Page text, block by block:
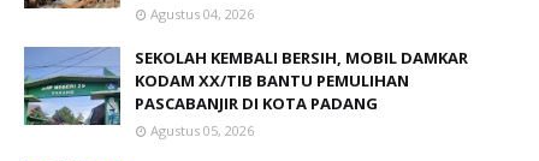
Agustus 04, 2026
SEKOLAH KEMBALI BERSIH, MOBIL DAMKAR
KODAM XX/TIB BANTU PEMULIHAN
PASCABANJIR DI KOTA PADANG
Agustus 05, 2026